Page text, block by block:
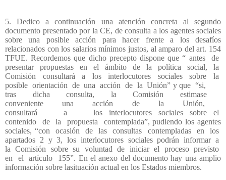
5. Dedico a continuación una atención concreta al segundo
documento presentado por la CE, de consulta a los agentes sociales
sobre una posible acción para hacer frente a los desafíos
relacionados con los salarios mínimos justos, al amparo del art. 154
TFUE. Recordemos que dicho precepto dispone que “ antes
de
presentar
propuestas en el ámbito de la política social,
la
Comisión
consultará a los interlocutores sociales sobre
la
posible orientación de una acción de la Unión” y que “si,
tras
dicha consulta, la Comisión
estimase
conveniente
una acción de la
Unión,
consultará
a los interlocutores sociales sobre
el
contenido
de la propuesta
contemplada”, pudiendo los agentes
sociales, “con
ocasión de las consultas contempladas en
los
apartados 2 y 3, los interlocutores sociales podrán informar a
la
Comisión sobre su voluntad de iniciar el proceso previsto
en
el artículo
155”. En el anexo del documento hay una amplio
información sobre lasituación actual en los Estados miembros.